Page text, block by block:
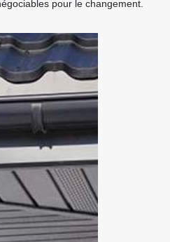
pour le changement.